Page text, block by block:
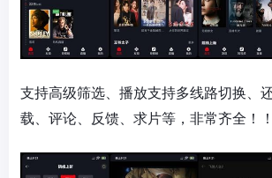
支持高级筛选、播放支持多线路切换、
载、评论、反馈、求片等，非常齐全！！